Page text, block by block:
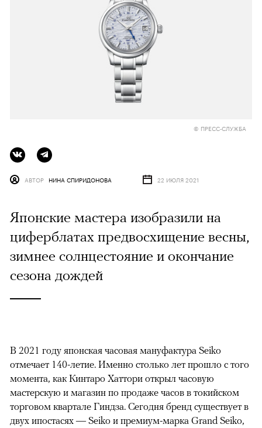
© ПРЕСС-СЛУЖБА
АВТОР НИНА СПИРИДОНОВА 22 ИЮЛЯ 2021
Японские мастера изобразили на
циферблатах предвосхищение весны,
зимнее солнцестояние и окончание
сезона дождей
В 2021 году японская часовая мануфактура Seiko
отмечает 140-летие. Именно столько лет прошло с того
момента, как Кинтаро Хаттори открыл часовую
мастерскую и магазин по продаже часов в токийском
торговом квартале Гиндза. Сегодня бренд существует в
двух ипостасях — Seiko и премиум-марка Grand Seiko,